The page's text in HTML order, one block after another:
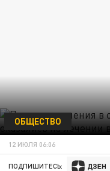
ОБЩЕСТВО
12 ИЮЛЯ 06:06
ПОДПИШИТЕСЬ: